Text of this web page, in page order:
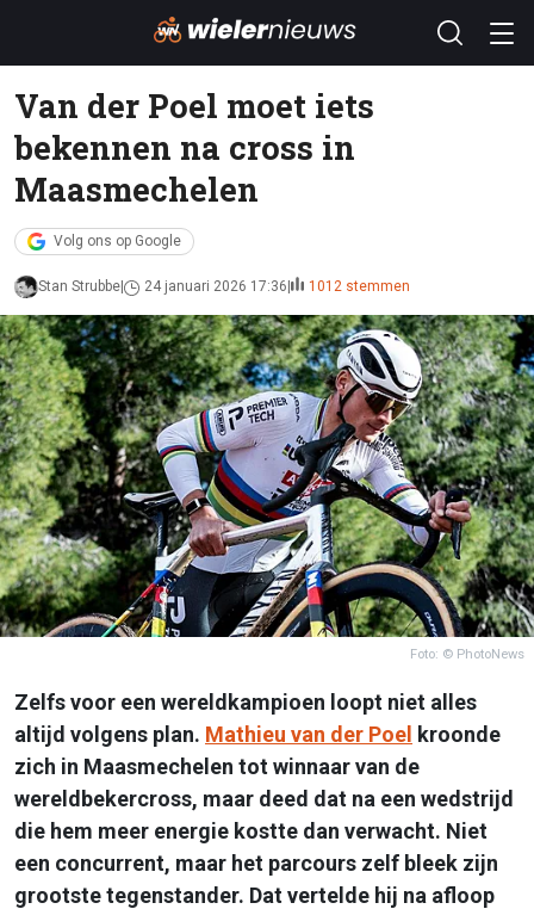
Van der Poel moet iets
bekennen na cross in
Maasmechelen
Volg ons op Google
Stan Strubbe 24 januari 2026 17:36 1012 stemmen
Foto: © PhotoNews
Zelfs voor een wereldkampioen loopt niet alles
altijd volgens plan. Mathieu van der Poel kroonde
zich in Maasmechelen tot winnaar van de
wereldbekercross, maar deed dat na een wedstrijd
die hem meer energie kostte dan verwacht. Niet
een concurrent, maar het parcours zelf bleek zijn
grootste tegenstander. Dat vertelde hij na afloop